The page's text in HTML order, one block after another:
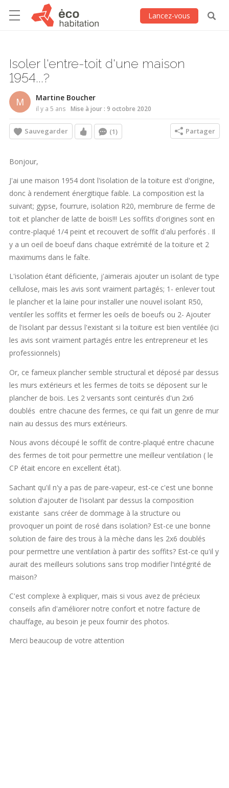
Lancez-vous
Isoler l'entre-toit d'une maison
1954...?
M Martine Boucher
il y a 5 ans Mise à jour : 9 octobre 2020
Sauvegarder (1) Partager
Bonjour,
J'ai une maison 1954 dont l'isolation de la toiture est d'origine,
donc à rendement énergitique faible. La composition est la
suivant; gypse, fourrure, isolation R20, membrure de ferme de
toit et plancher de latte de bois!!! Les soffits d'origines sont en
contre-plaqué 1/4 peint et recouvert de soffit d'alu perforés . Il
y a un oeil de boeuf dans chaque extrémité de la toiture et 2
maximums dans le faîte.
L'isolation étant déficiente, j'aimerais ajouter un isolant de type
cellulose, mais les avis sont vraiment partagés; 1- enlever tout
le plancher et la laine pour installer une nouvel isolant R50,
ventiler les soffits et fermer les oeils de boeufs ou 2- Ajouter
de l'isolant par dessus l'existant si la toiture est bien ventilée (ici
les avis sont vraiment partagés entre les entrepreneur et les
professionnels)
Or, ce fameux plancher semble structural et déposé par dessus
les murs extérieurs et les fermes de toits se déposent sur le
plancher de bois. Les 2 versants sont ceinturés d'un 2x6
doublés entre chacune des fermes, ce qui fait un genre de mur
nain au dessus des murs extérieurs.
Nous avons découpé le soffit de contre-plaqué entre chacune
des fermes de toit pour permettre une meilleur ventilation ( le
CP était encore en excellent état).
Sachant qu'il n'y a pas de pare-vapeur, est-ce c'est une bonne
solution d'ajouter de l'isolant par dessus la composition
existante sans créer de dommage à la structure ou
provoquer un point de rosé dans isolation? Est-ce une bonne
solution de faire des trous à la mèche dans les 2x6 doublés
pour permettre une ventilation à partir des soffits? Est-ce qu'il y
aurait des meilleurs solutions sans trop modifier l'intégrité de
maison?
C'est complexe à expliquer, mais si vous avez de précieux
conseils afin d'améliorer notre confort et notre facture de
chauffage, au besoin je peux fournir des photos.
Merci beaucoup de votre attention